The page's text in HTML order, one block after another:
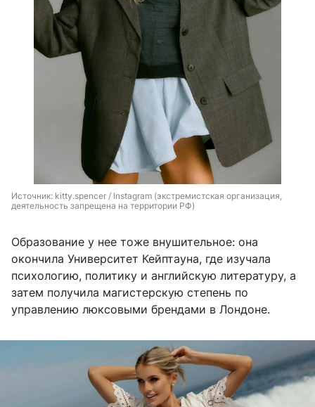
Источник: kitty.spencer / Instagram (экстремистская организация,
деятельность запрещена на территории РФ)
Образование у нее тоже внушительное: она
окончила Университет Кейптауна, где изучала
психологию, политику и английскую литературу, а
затем получила магистерскую степень по
управлению люксовыми брендами в Лондоне.